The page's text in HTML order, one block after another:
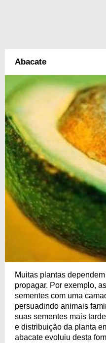
Abacate
Muitas plantas
propagar. Por exemplo,
sementes com uma
persuadindo animais
suas sementes mais
e distribuição da planta
abacate evoluiu desta